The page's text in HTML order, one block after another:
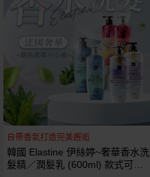
自帶香氣打造完美邂逅
韓國 Elastine 伊絲婷~奢華香水洗
髮精／潤髮乳 (600ml) 款式可選